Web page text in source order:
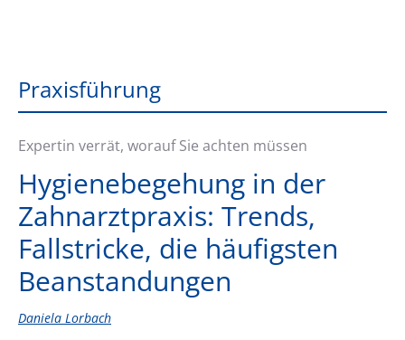
Praxisführung
Expertin verrät, worauf Sie achten müssen
Hygienebegehung in der
Zahnarztpraxis: Trends,
Fallstricke, die häufigsten
Beanstandungen
Daniela Lorbach